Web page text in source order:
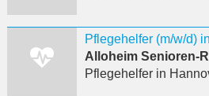
Pflegehelferin